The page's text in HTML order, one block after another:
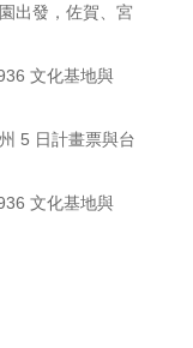
出發，佐賀、宮
文化基地與
5 日計畫票與台
文化基地與